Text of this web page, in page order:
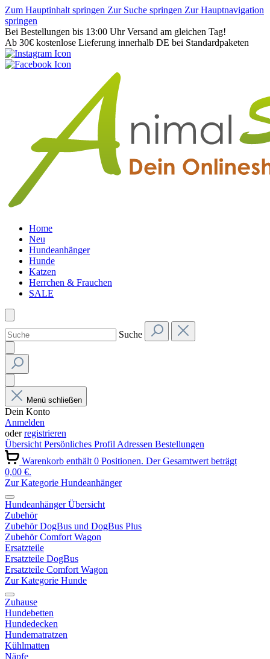
Zum Hauptinhalt springen Zur Suche springen Zur Hauptnavigation
springen
Bei Bestellungen bis 13:00 Uhr Versand am gleichen Tag!
Ab 30€ kostenlose Lieferung innerhalb DE bei Standardpaketen
Home
Neu
Hundeanhänger
Hunde
Katzen
Herrchen & Frauchen
SALE
Suche
Menü schließen
Dein Konto
Anmelden
oderregistrieren
ÜbersichtPersönliches ProfilAdressen Bestellungen
Warenkorb enthält 0 Positionen. Der Gesamtwert beträgt
0,00 €.
Zur Kategorie Hundeanhänger
Hundeanhänger Übersicht
Zubehör
Zubehör DogBus und DogBus Plus
Zubehör Comfort Wagon
Ersatzteile
Ersatzteile DogBus
Ersatzteile Comfort Wagon
Zur Kategorie Hunde
Zuhause
Hundebetten
Hundedecken
Hundematratzen
Kühlmatten
Näpfe